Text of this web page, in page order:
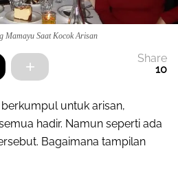
Mamayu Saat Kocok Arisan
Share
10
untuk arisan,
hadir. Namun seperti ada
Bagaimana tampilan